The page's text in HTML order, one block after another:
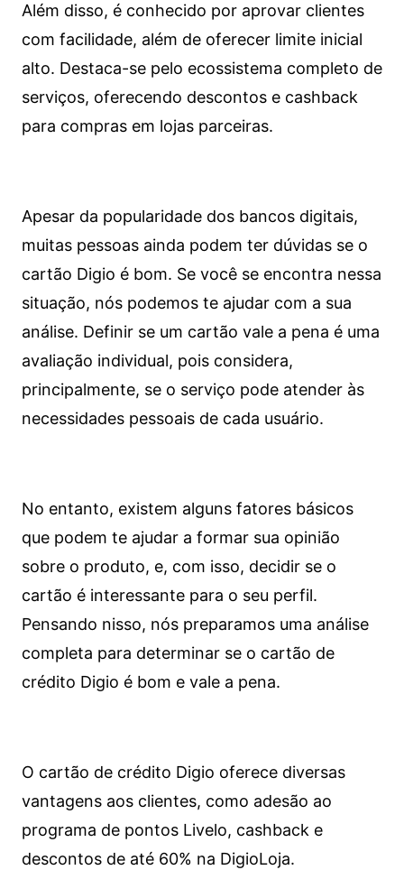
Além disso, é conhecido por aprovar clientes
com facilidade, além de oferecer limite inicial
alto. Destaca-se pelo ecossistema completo de
serviços, oferecendo descontos e cashback
para compras em lojas parceiras.
Apesar da popularidade dos bancos digitais,
muitas pessoas ainda podem ter dúvidas se o
cartão Digio é bom. Se você se encontra nessa
situação, nós podemos te ajudar com a sua
análise. Definir se um cartão vale a pena é uma
avaliação individual, pois considera,
principalmente, se o serviço pode atender às
necessidades pessoais de cada usuário.
No entanto, existem alguns fatores básicos
que podem te ajudar a formar sua opinião
sobre o produto, e, com isso, decidir se o
cartão é interessante para o seu perfil.
Pensando nisso, nós preparamos uma análise
completa para determinar se o cartão de
crédito Digio é bom e vale a pena.
O cartão de crédito Digio oferece diversas
vantagens aos clientes, como adesão ao
programa de pontos Livelo, cashback e
descontos de até 60% na DigioLoja.